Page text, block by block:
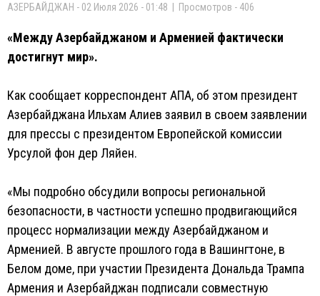
АЗЕРБАЙДЖАН - 02 Июля 2026 - 01:48 | Просмотров - 406
«Между Азербайджаном и Арменией фактически
достигнут мир».
Как сообщает корреспондент АПА, об этом президент
Азербайджана Ильхам Алиев заявил в своем заявлении
для прессы с президентом Европейской комиссии
Урсулой фон дер Ляйен.
«Мы подробно обсудили вопросы региональной
безопасности, в частности успешно продвигающийся
процесс нормализации между Азербайджаном и
Арменией. В августе прошлого года в Вашингтоне, в
Белом доме, при участии Президента Дональда Трампа
Армения и Азербайджан подписали совместную